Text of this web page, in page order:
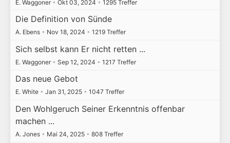
E. Waggoner • Okt 03, 2024 • 1295 Treffer
Die Definition von Sünde
A. Ebens • Nov 18, 2024 • 1219 Treffer
Sich selbst kann Er nicht retten ...
E. Waggoner • Sep 12, 2024 • 1217 Treffer
Das neue Gebot
E. White • Jan 31, 2025 • 1047 Treffer
Den Wohlgeruch Seiner Erkenntnis offenbar
machen ...
A. Jones • Mai 24, 2025 • 808 Treffer